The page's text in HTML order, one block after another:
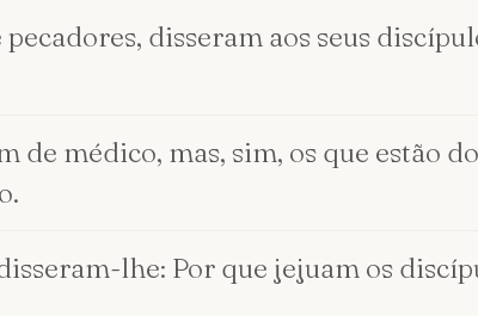
disseram aos seus
de médico, mas, sim, os que estão
lhe: Por que jejuam os